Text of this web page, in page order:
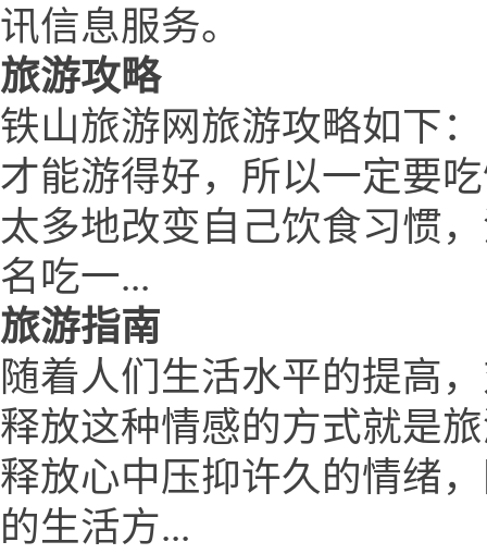
讯信息服务。
旅游攻略
铁山旅游网旅游攻略如下
才能游得好，所以一定要
太多地改变自己饮食习惯
名吃一...
旅游指南
随着人们生活水平的提高
释放这种情感的方式就是
释放心中压抑许久的情绪
的生活方...